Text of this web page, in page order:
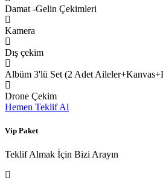
Damat -Gelin Çekimleri
Kamera
Dış çekim
Albüm 3'lü Set (2 Adet
Drone Çekim
Hemen Teklif Al
Vip Paket
Teklif Almak İçin Bizi Arayın